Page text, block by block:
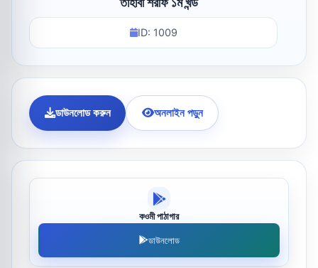
ID: 1009
ডাউনলোড করুন অনলাইন পড়ুন
কওমী পাঠাগার
ডাউনলোড